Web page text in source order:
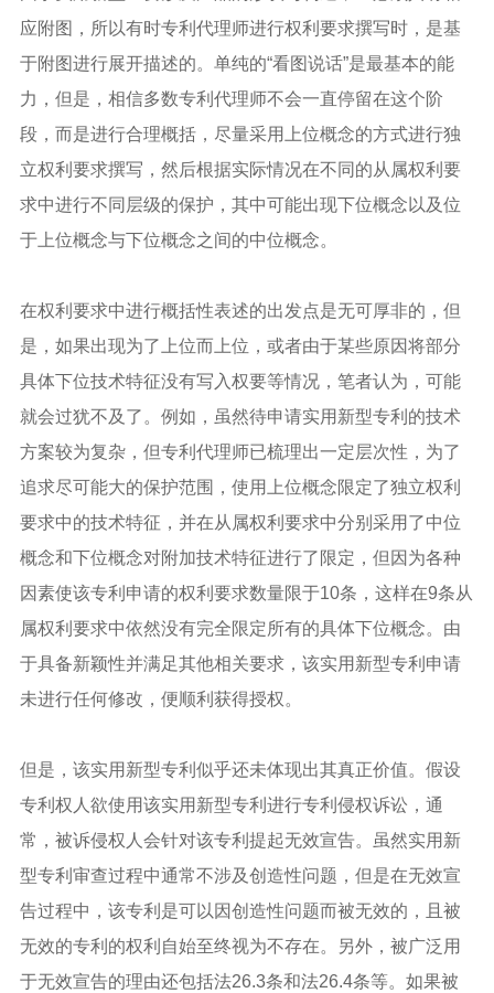
应附图，所以有时专利代理师进行权利要求撰写时，是基
于附图进行展开描述的。单纯的“看图说话”是最基本的能
力，但是，相信多数专利代理师不会一直停留在这个阶
段，而是进行合理概括，尽量采用上位概念的方式进行独
立权利要求撰写，然后根据实际情况在不同的从属权利要
求中进行不同层级的保护，其中可能出现下位概念以及位
于上位概念与下位概念之间的中位概念。
在权利要求中进行概括性表述的出发点是无可厚非的，但
是，如果出现为了上位而上位，或者由于某些原因将部分
具体下位技术特征没有写入权要等情况，笔者认为，可能
就会过犹不及了。例如，虽然待申请实用新型专利的技术
方案较为复杂，但专利代理师已梳理出一定层次性，为了
追求尽可能大的保护范围，使用上位概念限定了独立权利
要求中的技术特征，并在从属权利要求中分别采用了中位
概念和下位概念对附加技术特征进行了限定，但因为各种
因素使该专利申请的权利要求数量限于10条，这样在9条从
属权利要求中依然没有完全限定所有的具体下位概念。由
于具备新颖性并满足其他相关要求，该实用新型专利申请
未进行任何修改，便顺利获得授权。
但是，该实用新型专利似乎还未体现出其真正价值。假设
专利权人欲使用该实用新型专利进行专利侵权诉讼，通
常，被诉侵权人会针对该专利提起无效宣告。虽然实用新
型专利审查过程中通常不涉及创造性问题，但是在无效宣
告过程中，该专利是可以因创造性问题而被无效的，且被
无效的专利的权利自始至终视为不存在。另外，被广泛用
于无效宣告的理由还包括法26.3条和法26.4条等。如果被